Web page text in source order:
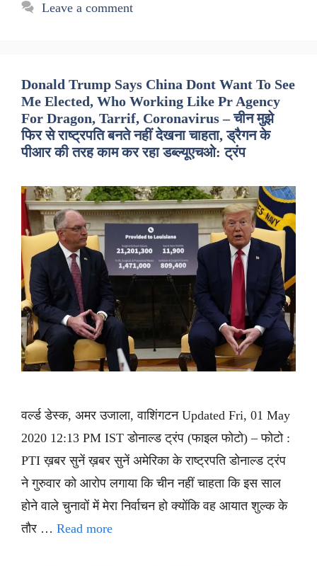
Leave a comment
Donald Trump Says China Dont Want To See
Me Elected, Who Working Like Pr Agency
For Dragon, Tarrif, Coronavirus – चीन मुझे
फिर से राष्ट्रपति बनते नहीं देखना चाहता, ड्रैगन के
पीआर की तरह काम कर रहा डब्ल्यूएचओ: ट्रंप
वर्ल्ड डेस्क, अमर उजाला, वाशिंगटन Updated Fri, 01 May
2020 12:13 PM IST डोनाल्ड ट्रंप (फाइल फोटो) – फोटो :
PTI ख़बर सुनें ख़बर सुनें अमेरिका के राष्ट्रपति डोनाल्ड ट्रंप
ने गुरुवार को आरोप लगाया कि चीन नहीं चाहता कि इस साल
होने वाले चुनावों में मेरा निर्वाचन हो क्योंकि वह आयात शुल्क के
तौर … Read more